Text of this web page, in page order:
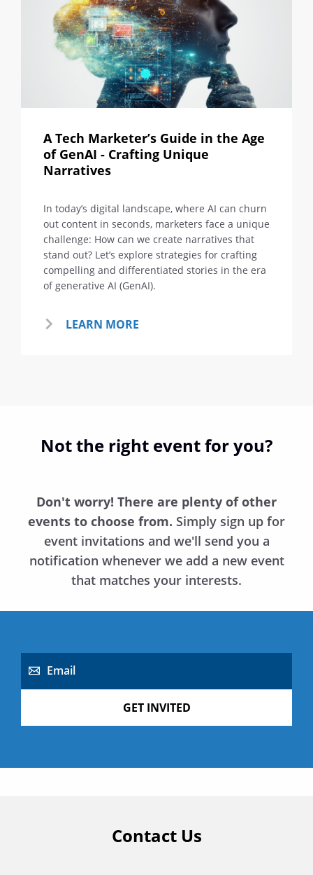
A Tech Marketer’s Guide in the Age
of GenAI - Crafting Unique
Narratives
In today’s digital landscape, where AI can churn
out content in seconds, marketers face a unique
challenge: How can we create narratives that
stand out? Let’s explore strategies for crafting
compelling and differentiated stories in the era
of generative AI (GenAI).
LEARN MORE
Not the right event for you?
Don't worry! There are plenty of other
events to choose from. Simply sign up for
event invitations and we'll send you a
notification whenever we add a new event
that matches your interests.
Email
GET INVITED
Contact Us